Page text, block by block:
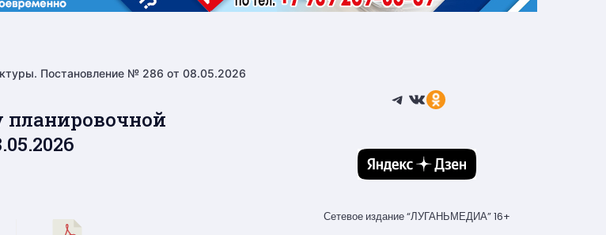
Постановление № 286 от 08.05.2026
планировочной
Telegram
ВКонтакте
Ссылка
Сетевое издание “ЛУГАНЬМЕДИА” 16+